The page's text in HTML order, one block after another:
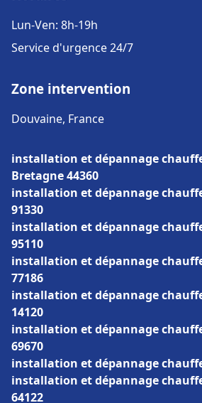
Lun-Ven: 8h-19h
Service d'urgence 24/7
Zone intervention
Douvaine, France
installation et dépannage
Bretagne 44360
installation et dépannage
91330
installation et dépannage
95110
installation et dépannage
77186
installation et dépannage
14120
installation et dépannage
69670
installation et dépannage
installation et dépannage
64122